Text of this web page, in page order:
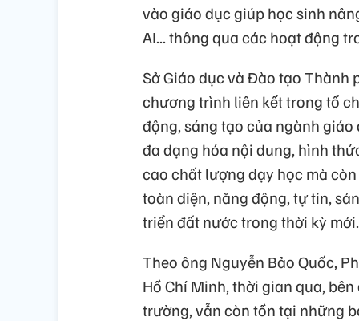
vào giáo dục giúp học sinh
AI... thông qua các hoạt động
Sở Giáo dục và Đào tạo Thành
chương trình liên kết trong tổ
động, sáng tạo của ngành
đa dạng hóa nội dung, hình
cao chất lượng dạy học mà
toàn diện, năng động, tự tin,
triển đất nước trong thời kỳ mới.
Theo ông Nguyễn Bảo Quốc,
Hồ Chí Minh, thời gian qua,
trường, vẫn còn tồn tại những